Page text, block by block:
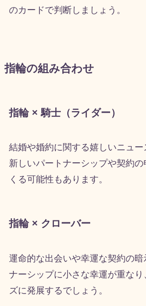
のカードで判断しましょう。
指輪の組み合わせ
指輪 × 騎士（ライダー）
結婚や婚約に関する嬉しいニュー
新しいパートナーシップや契約
くる可能性もあります。
指輪 × クローバー
運命的な出会いや幸運な契約の暗
ナーシップに小さな幸運が重な
ズに発展するでしょう。